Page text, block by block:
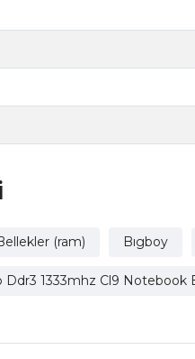
(ram) Bıgboy
Ddr3 1333mhz Cl9 Notebook